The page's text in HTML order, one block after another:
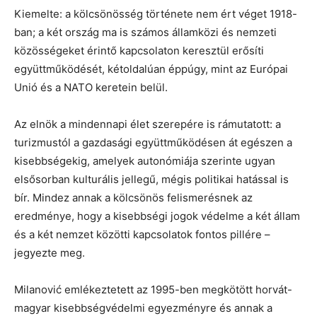
Kiemelte: a kölcsönösség története nem ért véget 1918-
ban; a két ország ma is számos államközi és nemzeti
közösségeket érintő kapcsolaton keresztül erősíti
együttműködését, kétoldalúan éppúgy, mint az Európai
Unió és a NATO keretein belül.
Az elnök a mindennapi élet szerepére is rámutatott: a
turizmustól a gazdasági együttműködésen át egészen a
kisebbségekig, amelyek autonómiája szerinte ugyan
elsősorban kulturális jellegű, mégis politikai hatással is
bír. Mindez annak a kölcsönös felismerésnek az
eredménye, hogy a kisebbségi jogok védelme a két állam
és a két nemzet közötti kapcsolatok fontos pillére –
jegyezte meg.
Milanović emlékeztetett az 1995-ben megkötött horvát-
magyar kisebbségvédelmi egyezményre és annak a